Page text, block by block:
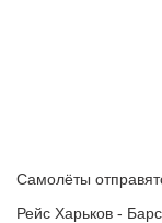
Самолёты
Рейс Харьков -